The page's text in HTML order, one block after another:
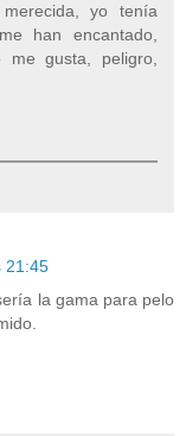
yo tenía
han encantado,
gusta, peligro,
21:45
la gama para pelo